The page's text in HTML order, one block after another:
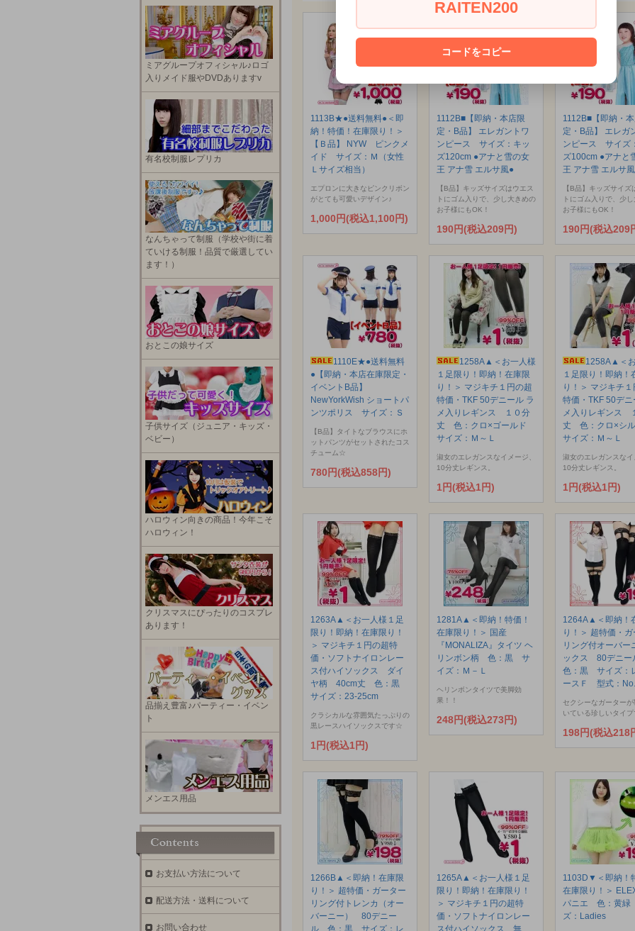
1113B★●送料無料●＜即
納！特価！在庫限り！＞
【Ｂ品】 NYW ピンクメ
イド サイズ：Ｍ（女性
Ｌサイズ相当）
エプロンに大きなピンクリボン
がとても可愛いデザイン♪
1,000円(税込1,100円)
1112B■【即納・本店限
定・B品】 エレガントワ
ンピース サイズ：キッ
ズ120cm ●アナと雪の女
王 アナ雪 エルサ風●
【B品】キッズサイズはウエス
トにゴム入りで、少し大きめの
お子様にもOK！
190円(税込209円)
1112B■【即納・
定・B品】 エレガ
ンピース サイズ
ズ100cm ●アナと
王 アナ雪 エルサ
【B品】キッズサイズ
トにゴム入りで、少
お子様にもOK！
190円(税込209
1110E★●送料無料
●【即納・本店在庫限定・
イベントB品】
NewYorkWish ショートパ
ンツポリス サイズ：Ｓ
【B品】タイトなブラウスにホ
ットパンツがセットされたコス
チューム☆
780円(税込858円)
1258A▲＜お一人様
１足限り！即納！在庫限
り！＞ マジキチ１円の超
特価・TKF 50デニール ラ
メ入りレギンス １０分
丈 色：クロ×ゴールド
サイズ：Ｍ～Ｌ
淑女のエレガンスなイメージ、
10分丈レギンス。
1円(税込1円)
1258A▲＜
１足限り！即納！
り！＞ マジキチ１
特価・TKF 50デニ
メ入りレギンス
丈 色：クロ×シ
サイズ：Ｍ～Ｌ
淑女のエレガンスなイ
10分丈レギンス。
1円(税込1円)
1263A▲＜お一人様１足
限り！即納！在庫限り！
＞ マジキチ１円の超特
価・ソフトナイロンレー
ス付ハイソックス ダイ
ヤ柄 40cm丈 色：黒
サイズ：23-25cm
クラシカルな雰囲気たっぷりの
黒レースハイソックスです☆
1円(税込1円)
1281A▲＜即納！特価！
在庫限り！＞ 国産
『MONALIZA』タイツ ヘ
リンボン柄 色：黒 サ
イズ：Ｍ－Ｌ
ヘリンボンタイツで美脚効
果！！
248円(税込273円)
1264A▲＜即納！
り！＞ 超特価・ガ
リング付オーバー
ックス 80デニ
色：黒 サイズ：
ースＦ 型式：
セクシーなガーターが
いている珍しいタイプ
198円(税込218
1266B▲＜即納！在庫限
り！＞ 超特価・ガーター
リング付トレンカ（オー
バーニー） 80デニー
1265A▲＜お一人様１足
限り！即納！在庫限り！
＞ マジキチ１円の超特
価・ソフトナイロンレー
1103D▼＜即納！
在庫限り！＞
パニエ 色：黄緑
ズ：Ladies
ミアグループオフィシャル♪ロゴ
入りメイド服やDVDありますv
有名校制服レプリカ
なんちゃって制服（学校や街に着
ていける制服！品質で厳選してい
ます！）
おとこの娘サイズ
子供サイズ（ジュニア・キッズ・
ベビー）
ハロウィン向きの商品！今年こそ
ハロウィン！
クリスマスにぴったりのコスプレ
あります！
品揃え豊富♪パーティー・イベン
ト
メンエス用品
お支払い方法について
配送方法・送料について
お問い合わせ
RAITEN200
コードをコピー